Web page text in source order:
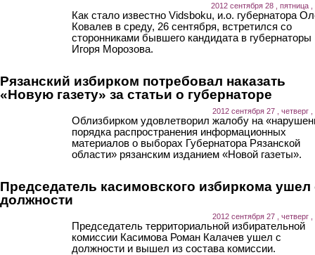
2012 сентября 28 , пятница ,
Как стало известно Vidsboku, и.о. губернатора
Ковалев в среду, 26 сентября, встретился со
сторонниками бывшего кандидата в губернаторы
Игоря Морозова.
Рязанский избирком потребовал наказать
«Новую газету» за статьи о губернаторе
2012 сентября 27 , четверг ,
Облизбирком удовлетворил жалобу на
порядка распространения информационных
материалов о выборах Губернатора Рязанской
области» рязанским изданием «Новой газеты».
Председатель касимовского избиркома ушел
должности
2012 сентября 27 , четверг ,
Председатель территориальной избирательной
комиссии Касимова Роман Калачев ушел с
должности и вышел из состава комиссии.